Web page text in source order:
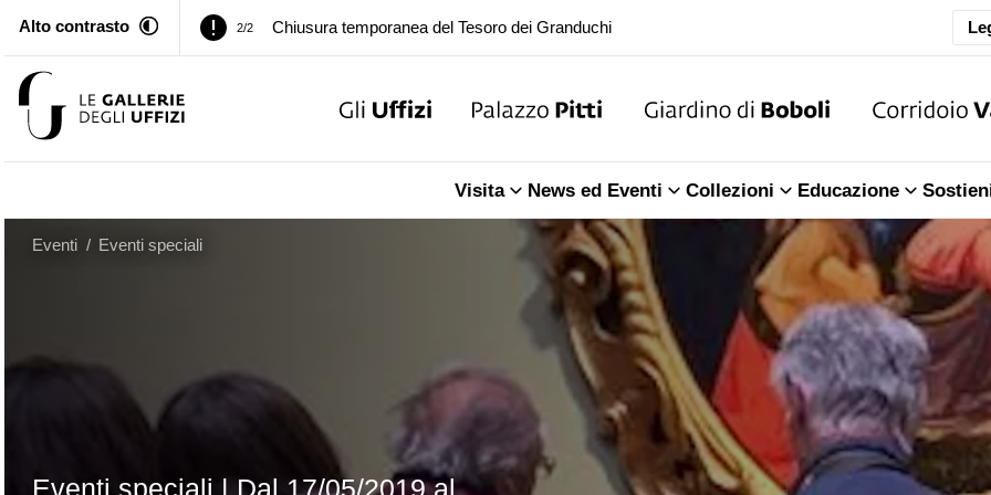
Alto contrasto 1/2 Palazzo Pitti. Temporanea chiusura della Sala dell'Iliade
Chiusura temporanea del Tesoro dei Granduchi
Visita News ed Eventi Collezioni Educazione
Eventi / Eventi speciali
Eventi speciali | Dal 17/05/2019 al